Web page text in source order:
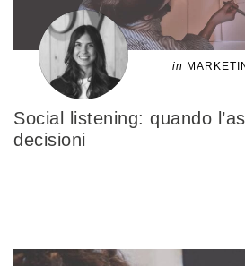
in
Social listening: quando
decisioni